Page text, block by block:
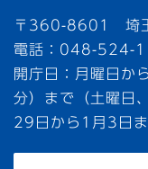
〒360-8601 埼玉
電話：048-524-
開庁日：月曜日か
分）まで（土曜日
29日から1月3日ま